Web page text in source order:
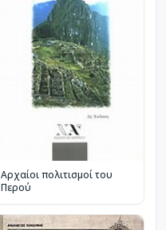
Αρχαίοι πολιτισμοί του
Περού